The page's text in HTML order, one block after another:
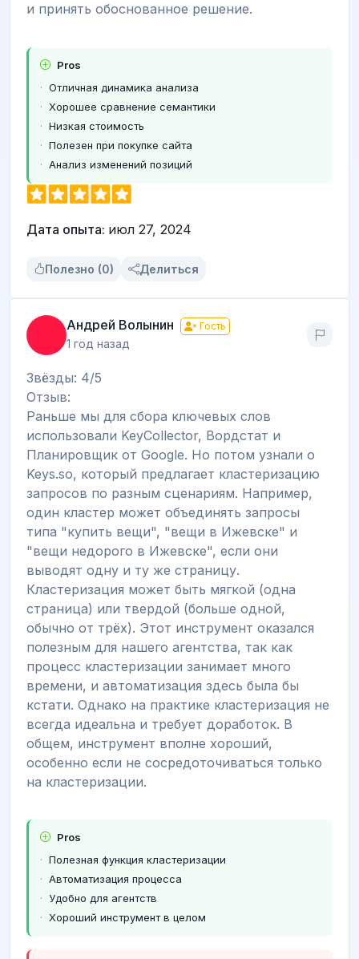
и принять обоснованное решение.
Pros
Отличная динамика анализа
Хорошее сравнение семантики
Низкая стоимость
Полезен при покупке сайта
Анализ изменений позиций
Дата опыта: июл 27, 2024
Полезно (0) Делиться
Андрей Волынин Гость
1 год назад
Звёзды: 4/5
Отзыв:
Раньше мы для сбора ключевых слов
использовали KeyCollector, Вордстат и
Планировщик от Google. Но потом узнали о
Keys.so, который предлагает кластеризацию
запросов по разным сценариям. Например,
один кластер может объединять запросы
типа "купить вещи", "вещи в Ижевске" и
"вещи недорого в Ижевске", если они
выводят одну и ту же страницу.
Кластеризация может быть мягкой (одна
страница) или твердой (больше одной,
обычно от трёх). Этот инструмент оказался
полезным для нашего агентства, так как
процесс кластеризации занимает много
времени, и автоматизация здесь была бы
кстати. Однако на практике кластеризация не
всегда идеальна и требует доработок. В
общем, инструмент вполне хороший,
особенно если не сосредоточиваться только
на кластеризации.
Pros
Полезная функция кластеризации
Автоматизация процесса
Удобно для агентств
Хороший инструмент в целом